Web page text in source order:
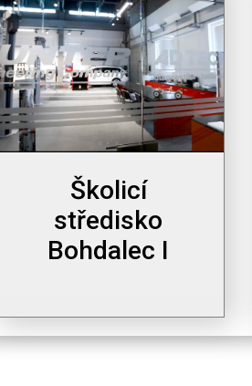
Školicí
středisko
Bohdalec I